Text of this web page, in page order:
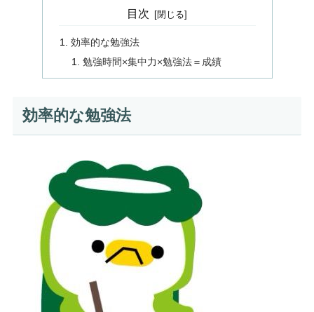
目次
効率的な勉強法
勉強時間×集中力×勉強法＝成績
効率的な勉強法